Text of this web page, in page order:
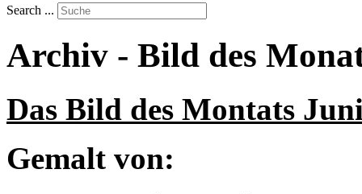
Search ...
Archiv - Bild des
Das Bild des Montats
Gemalt von: